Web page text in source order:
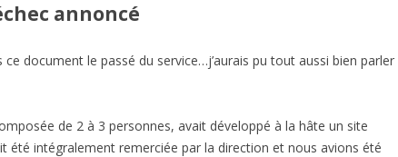
annoncé
ce document le passé du service…j’aurais pu tout aussi bien parler
de 2 à 3 personnes, avait développé à la hâte un site
été intégralement remerciée par la direction et nous avions été